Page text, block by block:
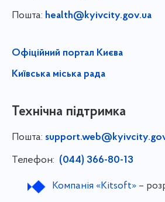
Пошта: health@kyivcity.gov.ua
Офіційний портал Києва
Київська міська рада
Технічна підтримка
Пошта:
Телефон: (044) 366-80-13
Компанія «Kitsoft»–